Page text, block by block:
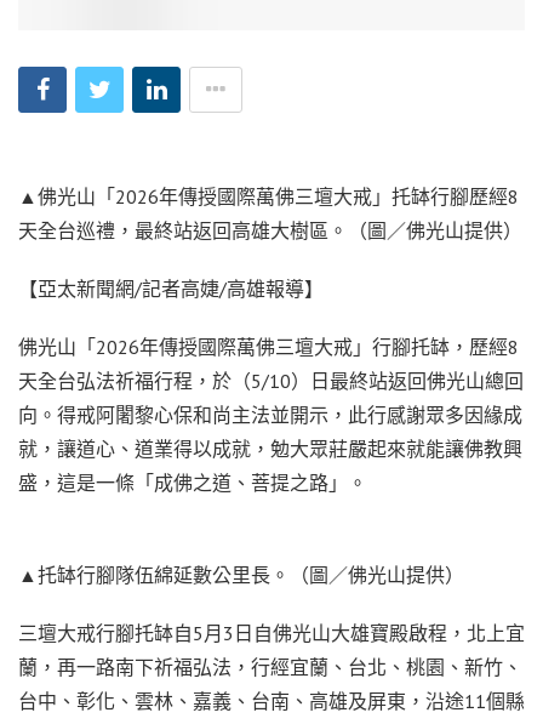
▲佛光山「2026年傳授國際萬佛三壇大戒」托缽行腳歷經8
天全台巡禮，最終站返回高雄大樹區。（圖／佛光山提供）
【亞太新聞網/記者高婕/高雄報導】
佛光山「2026年傳授國際萬佛三壇大戒」行腳托缽，歷經8
天全台弘法祈福行程，於（5/10）日最終站返回佛光山總回
向。得戒阿闍黎心保和尚主法並開示，此行感謝眾多因緣成
就，讓道心、道業得以成就，勉大眾莊嚴起來就能讓佛教興
盛，這是一條「成佛之道、菩提之路」。
▲托缽行腳隊伍綿延數公里長。（圖／佛光山提供）
三壇大戒行腳托缽自5月3日自佛光山大雄寶殿啟程，北上宜
蘭，再一路南下祈福弘法，行經宜蘭、台北、桃園、新竹、
台中、彰化、雲林、嘉義、台南、高雄及屏東，沿途11個縣